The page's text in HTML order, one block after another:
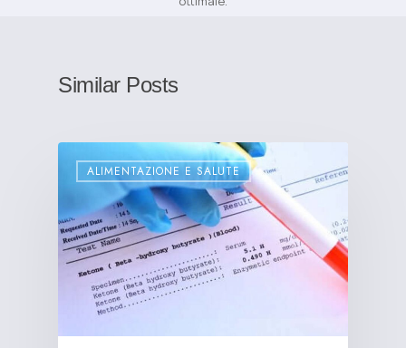
Similar Posts
ALIMENTAZIONE E SALUTE